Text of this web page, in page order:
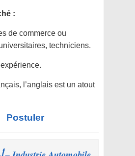
:
de commerce ou
techniciens.
l’anglais est un atout
Postuler